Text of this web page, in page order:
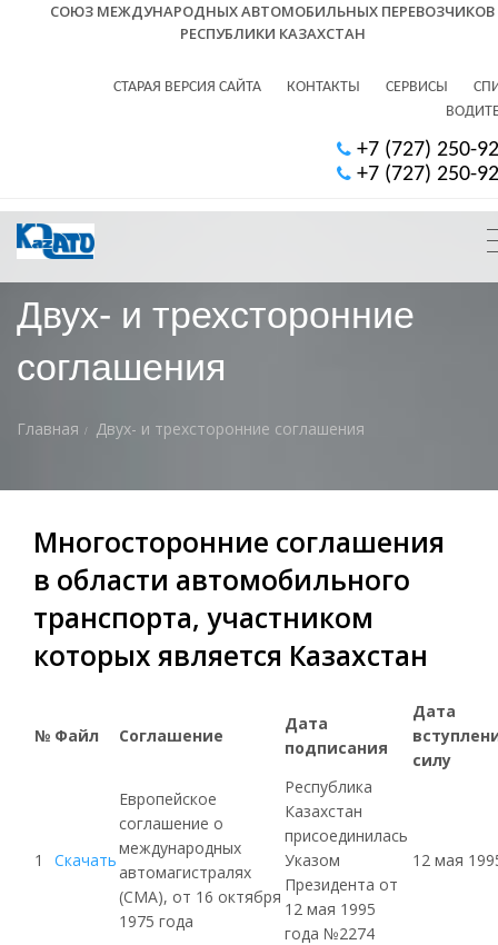
СОЮЗ МЕЖДУНАРОДНЫХ АВТОМОБИЛЬНЫХ ПЕРЕВОЗЧИКОВ
РЕСПУБЛИКИ КАЗАХСТАН
СТАРАЯ ВЕРСИЯ САЙТА КОНТАКТЫ СЕРВИСЫ
+7 (727) 250-
+7 (727) 250-
Двух- и трехсторонние
соглашения
Главная Двух- и трехсторонние соглашения
Многосторонние соглашения
в области автомобильного
транспорта, участником
которых является Казахстан
№ Файл Соглашение
Дата
подписания
Дата
силу
1 Скачать
Европейское
соглашение о
международных
автомагистралях
(СМА), от 16 октября
1975 года
Республика
Казахстан
присоединилась
Указом
Президента от
12 мая 1995
года №2274
12 мая